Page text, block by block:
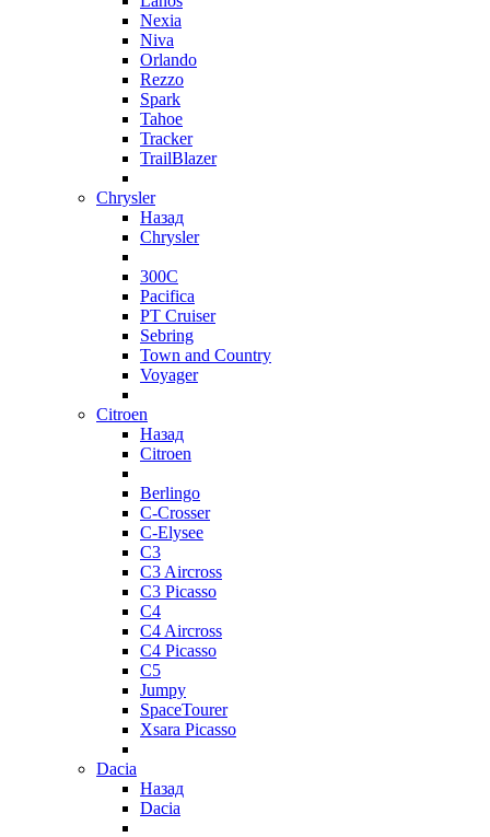
Nexia
Niva
Orlando
Rezzo
Spark
Tahoe
Tracker
TrailBlazer
Chrysler
Назад
Chrysler
300C
Pacifica
PT Cruiser
Sebring
Town and Country
Voyager
Citroen
Назад
Citroen
Berlingo
C-Crosser
C-Elysee
C3
C3 Aircross
C3 Picasso
C4
C4 Aircross
C4 Picasso
C5
Jumpy
SpaceTourer
Xsara Picasso
Dacia
Назад
Dacia